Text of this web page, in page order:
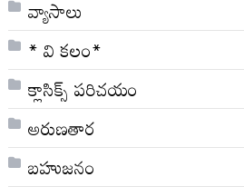
వ్యాసాలు
* వి క‌లం*
క్లాసిక్స్ ప‌రిచ‌యం
అరుణతార
బహుజనం